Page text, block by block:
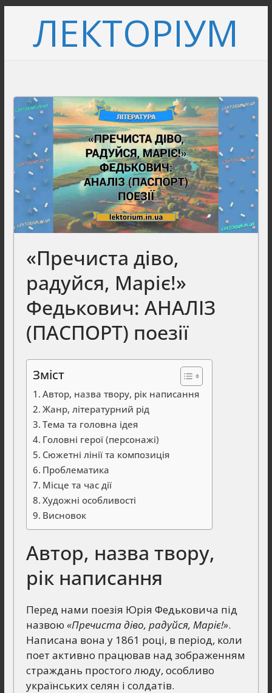
вмістуЛЕКТОРІУМ
«Пречиста діво,
радуйся, Маріє!»
Федькович: АНАЛІЗ
(ПАСПОРТ) поезії
Зміст
Автор, назва твору, рік написання
Жанр, літературний рід
Тема та головна ідея
Головні герої (персонажі)
Сюжетні лінії та композиція
Проблематика
Місце та час дії
Художні особливості
Висновок
Автор, назва твору,
рік написання
Перед нами поезія Юрія Федьковича під
назвою «Пречиста діво, радуйся, Маріє!».
Написана вона у 1861 році, в період, коли
поет активно працював над зображенням
страждань простого люду, особливо
українських селян і солдатів.